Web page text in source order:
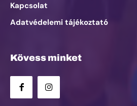
Kapcsolat
Adatvédelemi tájékoztató
Kövess minket